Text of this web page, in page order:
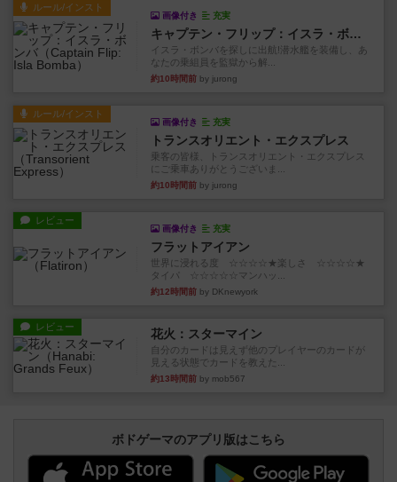
ルール/インスト
画像付き 充実
キャプテン・フリップ：イスラ・ボンバ
イスラ・ボンバを探しに出航!潜水艦を装備し、あ
なたの乗組員を監獄から解...
約10時間前 by jurong
ルール/インスト
画像付き 充実
トランスオリエント・エクスプレス
乗客の皆様、トランスオリエント・エクスプレス
にご乗車ありがとうございま...
約10時間前 by jurong
レビュー
画像付き 充実
フラットアイアン
世界に浸れる度 ☆☆☆☆★楽しさ ☆☆☆☆★
タイパ ☆☆☆☆☆マンハッ...
約12時間前 by DKnewyork
レビュー 花火：スターマイン
自分のカードは見えず他のプレイヤーのカードが
見える状態でカードを教えた...
約13時間前 by mob567
ボドゲーマのアプリ版はこちら